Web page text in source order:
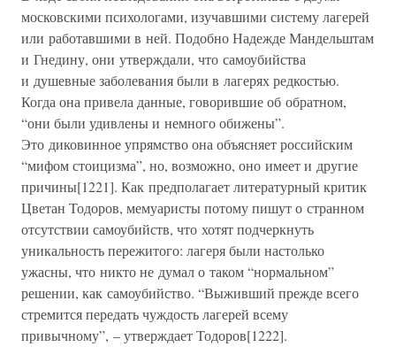
московскими психологами, изучавшими систему лагерей
или работавшими в ней. Подобно Надежде Мандельштам
и Гнедину, они утверждали, что самоубийства
и душевные заболевания были в лагерях редкостью.
Когда она привела данные, говорившие об обратном,
“они были удивлены и немного обижены”.
Это диковинное упрямство она объясняет российским
“мифом стоицизма”, но, возможно, оно имеет и другие
причины[1221]. Как предполагает литературный критик
Цветан Тодоров, мемуаристы потому пишут о странном
отсутствии самоубийств, что хотят подчеркнуть
уникальность пережитого: лагеря были настолько
ужасны, что никто не думал о таком “нормальном”
решении, как самоубийство. “Выживший прежде всего
стремится передать чуждость лагерей всему
привычному”, – утверждает Тодоров[1222].